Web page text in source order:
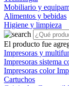
Mobiliario y
Alimentos y bebidas
Higiene y limpieza
El producto fue
Impresoras y
Impresoras sistema
Impresoras color
Cartuchos